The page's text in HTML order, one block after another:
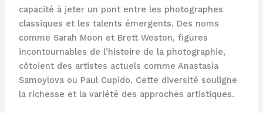
capacité à jeter un pont entre les photographes
classiques et les talents émergents. Des noms
comme Sarah Moon et Brett Weston, figures
incontournables de l’histoire de la photographie,
côtoient des artistes actuels comme Anastasia
Samoylova ou Paul Cupido. Cette diversité souligne
la richesse et la variété des approches artistiques.